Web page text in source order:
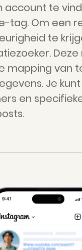
account te
tag. Om een
te
mapping van
Je
en